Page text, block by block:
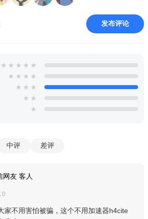
受全新的得分玩法，非常有利的对局玩法
作战玩法；
玩法和内容，挑选适合自己的竞技玩法模
起竞技；
励等。
避里面的障碍物，通过跳跃和滑动的方式
表演方式，跨越游戏里面的障碍物进行解
发布评论
★ ★ ★ ★ ★
★ ★ ★ ★
★ ★ ★
★ ★
★
中评 差评
网友 客人
家不用害怕被骗，这个不用加速器h4cite